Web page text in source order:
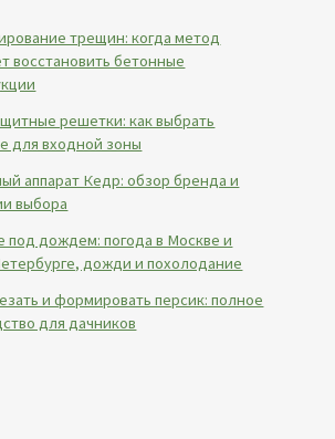
трещин: когда метод
восстановить бетонные
решетки: как выбрать
для входной зоны
аппарат Кедр: обзор бренда и
выбора
под дождем: погода в Москве и
дожди и похолодание
и формировать персик: полное
для дачников